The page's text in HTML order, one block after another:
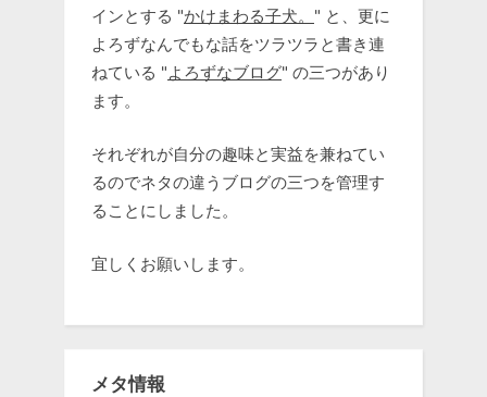
インとする "かけまわる子犬。 " と、更に
よろずなんでもな話をツラツラと書き連
ねている "よろずなブログ" の三つがあり
ます。
それぞれが自分の趣味と実益を兼ねてい
るのでネタの違うブログの三つを管理す
ることにしました。
宜しくお願いします。
メタ情報